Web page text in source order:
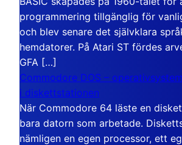
programmering tillgänglig för
och blev senare det självklara
hemdatorer. På Atari ST fördes
GFA […]
Commodore DOS –
i diskettstationen
När Commodore 64 läste en
bara datorn som arbetade.
nämligen en egen processor, ett